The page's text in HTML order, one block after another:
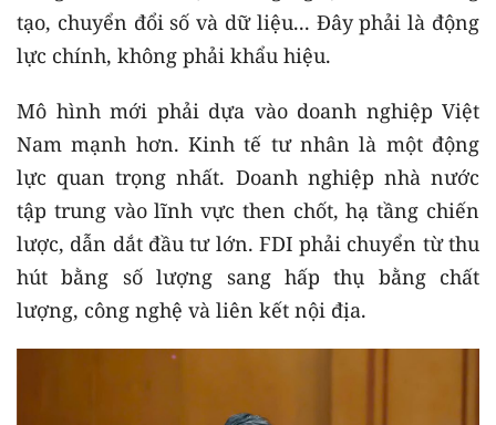
tạo, chuyển đổi số và dữ liệu... Đây phải là động
lực chính, không phải khẩu hiệu.
Mô hình mới phải dựa vào doanh nghiệp Việt
Nam mạnh hơn. Kinh tế tư nhân là một động
lực quan trọng nhất. Doanh nghiệp nhà nước
tập trung vào lĩnh vực then chốt, hạ tầng chiến
lược, dẫn dắt đầu tư lớn. FDI phải chuyển từ thu
hút bằng số lượng sang hấp thụ bằng chất
lượng, công nghệ và liên kết nội địa.